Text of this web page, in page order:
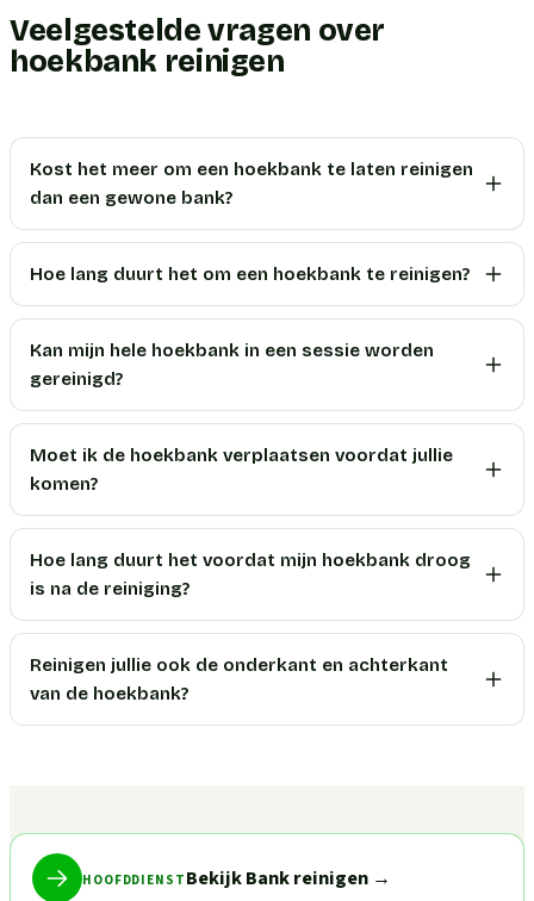
Veelgestelde vragen over
hoekbank reinigen
Kost het meer om een hoekbank te laten reinigen
dan een gewone bank?
Hoe lang duurt het om een hoekbank te reinigen?
Kan mijn hele hoekbank in een sessie worden
gereinigd?
Moet ik de hoekbank verplaatsen voordat jullie
komen?
Hoe lang duurt het voordat mijn hoekbank droog
is na de reiniging?
Reinigen jullie ook de onderkant en achterkant
van de hoekbank?
HOOFDDIENST Bekijk Bank reinigen→